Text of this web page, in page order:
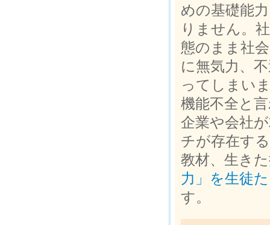
めの基礎能
りません。
態のまま社
に無気力、
ってしまい
機能不全と
企業や会社
チが存在す
教材、生き
力」を生徒
す。